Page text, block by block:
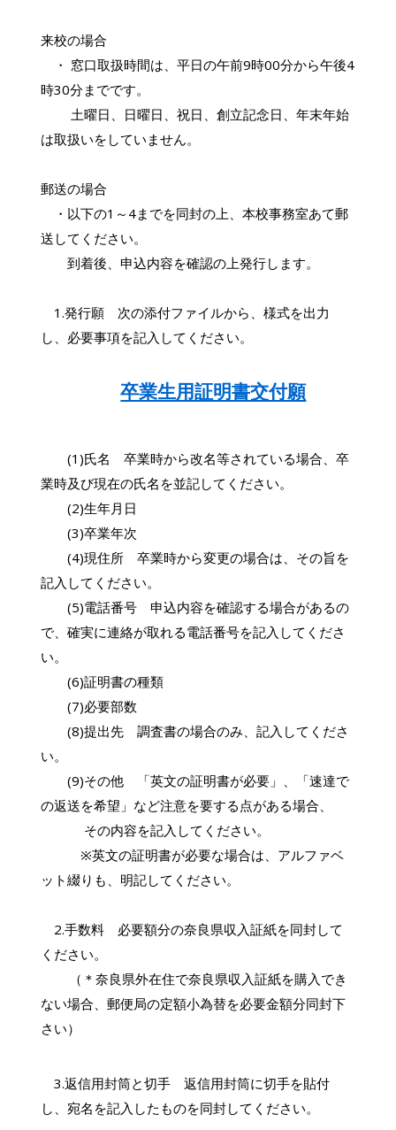
来校の場合
・ 窓口取扱時間は、平日の午前9時00分から午後4
時30分までです。
土曜日、日曜日、祝日、創立記念日、年末年始
は取扱いをしていません。
郵送の場合
・以下の1～4までを同封の上、本校事務室あて郵
送してください。
到着後、申込内容を確認の上発行します。
1.発行願 次の添付ファイルから、様式を出力
し、必要事項を記入してください。
卒業生用証明書交付願
(1)氏名 卒業時から改名等されている場合、卒
業時及び現在の氏名を並記してください。
(2)生年月日
(3)卒業年次
(4)現住所 卒業時から変更の場合は、その旨を
記入してください。
(5)電話番号 申込内容を確認する場合があるの
で、確実に連絡が取れる電話番号を記入してくださ
い。
(6)証明書の種類
(7)必要部数
(8)提出先 調査書の場合のみ、記入してくださ
い。
(9)その他 「英文の証明書が必要」、「速達で
の返送を希望」など注意を要する点がある場合、
その内容を記入してください。
※英文の証明書が必要な場合は、アルファベ
ット綴りも、明記してください。
2.手数料 必要額分の奈良県収入証紙を同封して
ください。
（＊奈良県外在住で奈良県収入証紙を購入でき
ない場合、郵便局の定額小為替を必要金額分同封下
さい）
3.返信用封筒と切手 返信用封筒に切手を貼付
し、宛名を記入したものを同封してください。